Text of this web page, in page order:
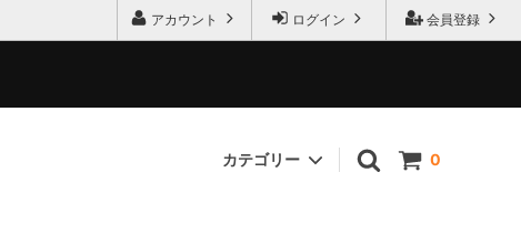
会員登録
ログイン
アカウント
0
カテゴリー